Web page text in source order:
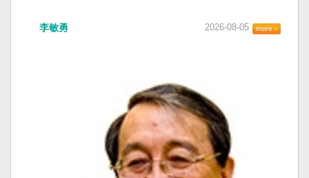
李敏勇 2026-08-05